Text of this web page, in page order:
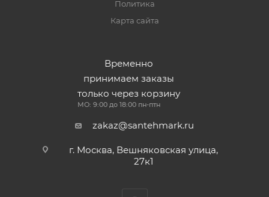
Политика
Карта сайта
Временно
принимаем заказы
только через корзину
МО: 9:00 до 18:00 пн-птн
zakaz@santehmark.ru
г. Москва, Вешняковская улица,
27к1